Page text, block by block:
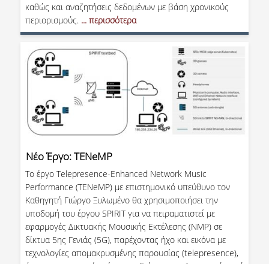
ΜΕΤΑΔΙΔΑΚΤΟΡΙΚΗ ΕΡΕΥΝΑ
ΣΤΑΔΙΟΔΡΟΜΙΑ
ΑΠΟΦΟΙΤΩΝΤΑΣ ΑΠΟ ΤΟ ΤΜΗΜΑ
ΘΕΣΕΙΣ ΕΡΓΑΣΙΑΣ
ΓΡΑΦΕΙΟ ΔΙΑΣΥΝΔΕΣΗΣ
ΑΝΑΚΟΙΝΩΣΕΙΣ
ΝΕΑ ΑΠΟ ΤΟΝ ΚΟΣΜΟ ΤΗΣ ΕΡΕΥΝΑΣ
ΣΗΜΑΝΤΙΚΕΣ ΔΙΑΚΡΙΣΕΙΣ
ΠΡΟΚΗΡΥΞΕΙΣ ΑΠΟΚΤΗΣΗΣ
καθώς και αναζητήσεις δεδομένων με βάση χρονικούς
περιορισμούς. ... περισσότερα
Νέο Έργο: TENeMP
Το έργο Telepresence-Enhanced Network Music
Performance (TENeMP) με επιστημονικό υπεύθυνο τον
Καθηγητή Γιώργο Ξυλωμένο θα χρησιμοποιήσει την
υποδομή του έργου SPIRIT για να πειραματιστεί με
εφαρμογές Δικτυακής Μουσικής Εκτέλεσης (NMP) σε
δίκτυα 5ης Γενιάς (5G), παρέχοντας ήχο και εικόνα με
τεχνολογίες απομακρυσμένης παρουσίας (telepresence),